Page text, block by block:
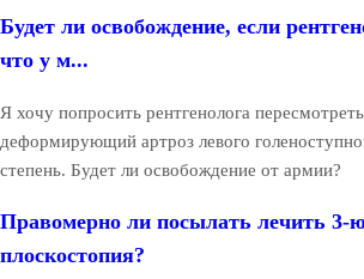
Будет ли освобождение, если
что у м...
Я хочу попросить рентгенолога
деформирующий артроз левого
степень. Будет ли освобождение от армии?
Правомерно ли посылать лечить 3-
плоскостопия?